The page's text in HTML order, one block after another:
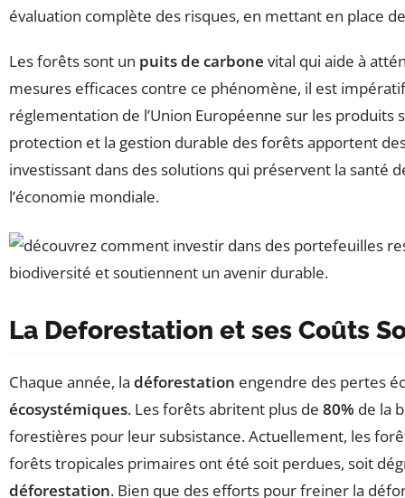
évaluation complète des risques, en mettant en place
Les forêts sont un puits de carbone vital qui aide à
mesures efficaces contre ce phénomène, il est
réglementation de l’Union Européenne sur les
protection et la gestion durable des forêts apportent
investissant dans des solutions qui préservent la
l’économie mondiale.
La Deforestation et ses Coûts
Chaque année, la déforestation engendre des pertes
écosystémiques. Les forêts abritent plus de 80% de la
forestières pour leur subsistance. Actuellement, les
forêts tropicales primaires ont été soit perdues, soit
déforestation. Bien que des efforts pour freiner la